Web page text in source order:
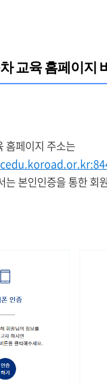
교육 홈페이지
홈페이지 주소는
는 본인인증을 통한 회